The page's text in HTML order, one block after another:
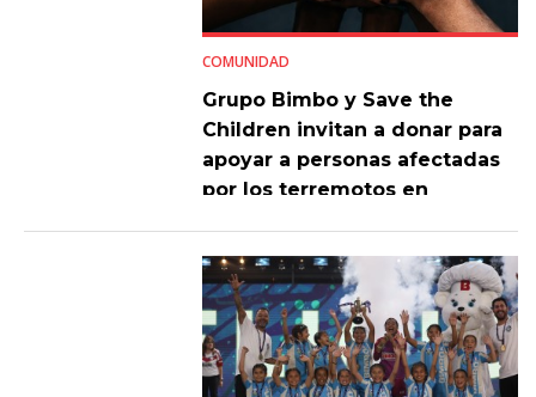
COMUNIDAD
Grupo Bimbo y Save the
Children invitan a donar para
apoyar a personas afectadas
por los terremotos en